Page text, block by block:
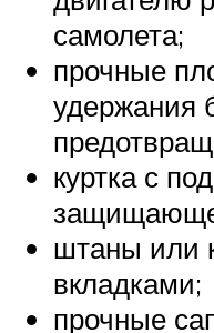
самолета;
прочные
удержания
куртка с
штаны или
вкладками;
прочные